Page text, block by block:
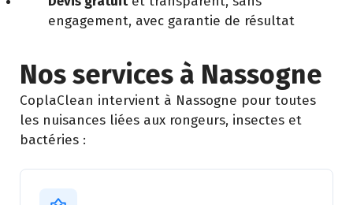
engagement, avec garantie de résultat
Nos services à Nassogne
CoplaClean intervient à Nassogne pour toutes
les nuisances liées aux rongeurs, insectes et
bactéries :